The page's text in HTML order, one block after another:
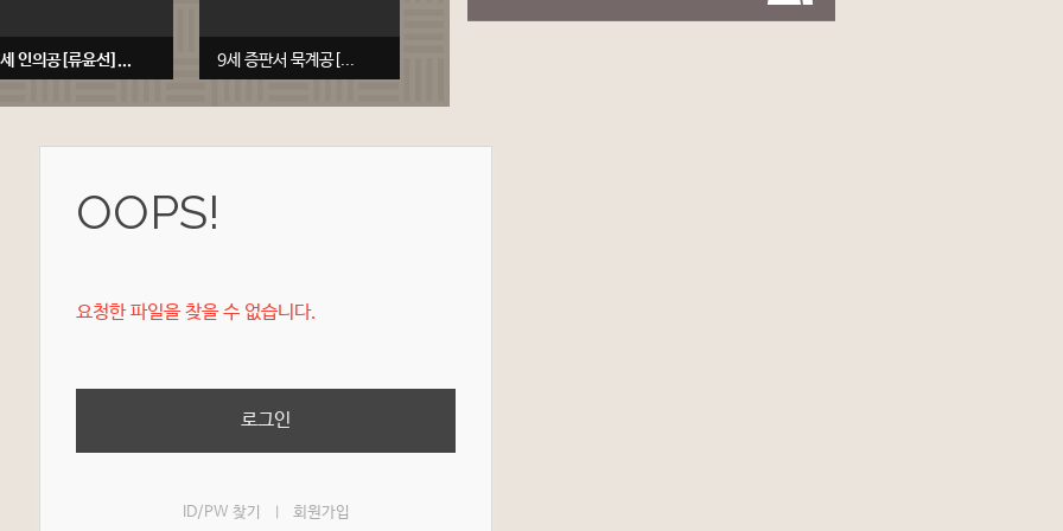
인의공[류윤선]... 9세 증판서 묵계공[...
OOPS!
요청한 파일을 찾을 수 없습니다.
로그인
ID/PW 찾기 회원가입